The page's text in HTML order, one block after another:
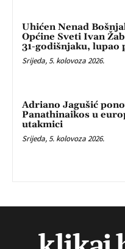
Uhićen Nenad
Općine Sveti Ivan
31-godišnjaku, lupao
Srijeda, 5. kolovoza 2026.
Adriano Jagušić
Panathinaikos u
utakmici
Srijeda, 5. kolovoza 2026.